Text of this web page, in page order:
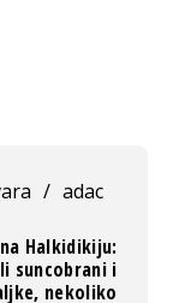
/ adac
Halkidikiju:
suncobrani i
nekoliko